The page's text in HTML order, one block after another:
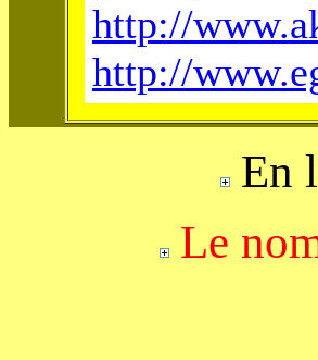
http://
http://
En
Le